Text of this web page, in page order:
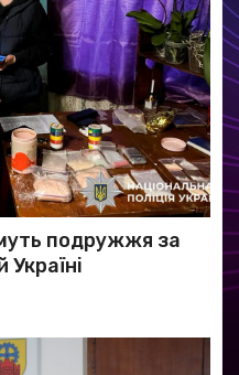
подружжя за
Україні